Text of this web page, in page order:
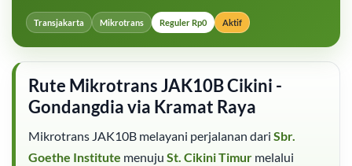
Transjakarta Mikrotrans Reguler Rp0 Aktif
Rute Mikrotrans JAK10B Cikini -
Gondangdia via Kramat Raya
Mikrotrans JAK10B melayani perjalanan dari Sbr.
Goethe Institute menuju St. Cikini Timur melalui